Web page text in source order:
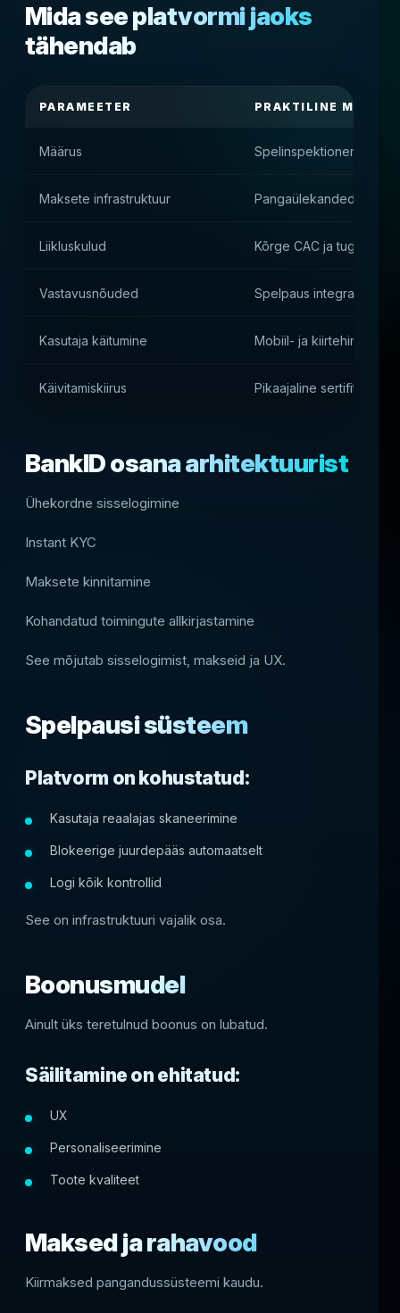
Mida see platvormi jaoks
tähendab
PARAMEETER PRAKTILINE MÕJU
Määrus Spelinspektionen
Maksete infrastruktuur Pangaülekanded
Liikluskulud Kõrge CAC ja tugev
Vastavusnõuded Spelpaus integratsioon
Kasutaja käitumine Mobiil- ja kiirtehingud
Käivitamiskiirus Pikaajaline
BankID osana arhitektuurist
Ühekordne sisselogimine
Instant KYC
Maksete kinnitamine
Kohandatud toimingute allkirjastamine
See mõjutab sisselogimist, makseid ja UX.
Spelpausi süsteem
Platvorm on kohustatud:
Kasutaja reaalajas skaneerimine
Blokeerige juurdepääs automaatselt
Logi kõik kontrollid
See on infrastruktuuri vajalik osa.
Boonusmudel
Ainult üks teretulnud boonus on lubatud.
Säilitamine on ehitatud:
UX
Personaliseerimine
Toote kvaliteet
Maksed ja rahavood
Kiirmaksed pangandussüsteemi kaudu.